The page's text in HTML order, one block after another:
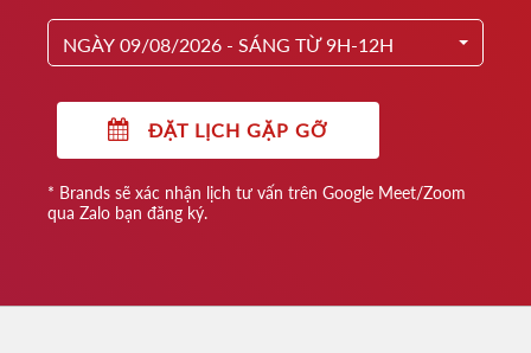
NGÀY 09/08/2026 - SÁNG TỪ 9H-12H
ĐẶT LỊCH GẶP GỠ
* Brands sẽ xác nhận lịch tư vấn trên Google Meet/Zoom
qua Zalo bạn đăng ký.